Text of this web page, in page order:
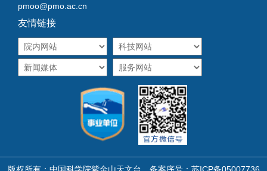
pmoo@pmo.ac.cn
友情链接
版权所有：中国科学院紫金山天文台 备案序号： 苏ICP备05007736